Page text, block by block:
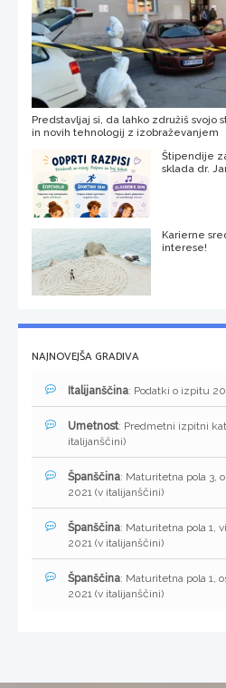
Predstavljaj si, da lahko združiš svojo
in novih tehnologij z izobraževanjem
Štipendije
sklada dr.
Karierne
interese!
NAJNOVEJŠA GRADIVA
Italijanščina: Podatki o izpitu
Umetnost: Predmetni izpitni
italijanščini)
Španščina: Maturitetna pola 3,
2021 (v italijanščini)
Španščina: Maturitetna pola 1,
2021 (v italijanščini)
Španščina: Maturitetna pola 1,
2021 (v italijanščini)